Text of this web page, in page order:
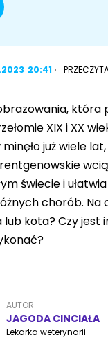
20:41
która
XIX i XX
już wiele
świecie i ułatwia
chorób. Na
lub kota? Czy jest
AUTOR
JAGODA CINCIAŁA
Lekarka weterynarii